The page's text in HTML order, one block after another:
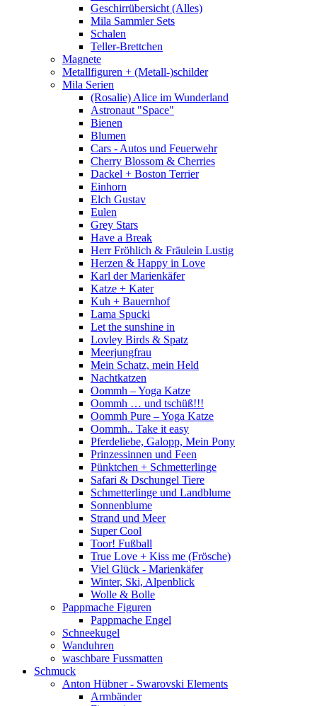
Geschirrübersicht (Alles)
Mila Sammler Sets
Schalen
Teller-Brettchen
Magnete
Metallfiguren + (Metall-)schilder
Mila Serien
(Rosalie) Alice im Wunderland
Astronaut "Space"
Bienen
Blumen
Cars - Autos und Feuerwehr
Cherry Blossom & Cherries
Dackel + Boston Terrier
Einhorn
Elch Gustav
Eulen
Grey Stars
Have a Break
Herr Fröhlich & Fräulein Lustig
Herzen & Happy in Love
Karl der Marienkäfer
Katze + Kater
Kuh + Bauernhof
Lama Spucki
Let the sunshine in
Lovley Birds & Spatz
Meerjungfrau
Mein Schatz, mein Held
Nachtkatzen
Oommh – Yoga Katze
Oommh … und tschüß!!!
Oommh Pure – Yoga Katze
Oommh.. Take it easy
Pferdeliebe, Galopp, Mein Pony
Prinzessinnen und Feen
Pünktchen + Schmetterlinge
Safari & Dschungel Tiere
Schmetterlinge und Landblume
Sonnenblume
Strand und Meer
Super Cool
Toor! Fußball
True Love + Kiss me (Frösche)
Viel Glück - Marienkäfer
Winter, Ski, Alpenblick
Wolle & Bolle
Pappmache Figuren
Pappmache Engel
Schneekugel
Wanduhren
waschbare Fussmatten
Schmuck
Anton Hübner - Swarovski Elements
Armbänder